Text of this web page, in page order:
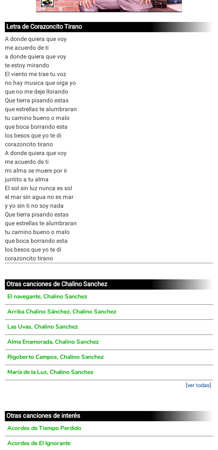
Letra de Corazoncito Tirano
A donde quiera que voy
me acuerdo de ti
a donde quiera que voy
te estoy mirando
El viento me trae tu voz
no hay musica que oiga yo
que no me deje llorando
Que tierra pisando estas
que estrellas te alumbraran
tu camino bueno o malo
que boca borrando esta
los besos que yo te di
corazoncito tirano
A donde quiera que voy
me acuerdo de ti
mi alma se muere por ir
juntito a tu alma
El sol sin luz nunca es sol
el mar sin agua no es mar
y yo sin ti no soy nada
Que tierra pisando estas
que estrellas te alumbraran
tu camino bueno o malo
que boca borrando esta
los besos que yo te di
corazoncito tirano
Otras canciones de Chalino Sanchez
El navegante, Chalino Sanchez
Arriba Chalino Sánchez, Chalino Sanchez
Las Uvas, Chalino Sanchez
Alma Enamorada, Chalino Sanchez
Rigoberto Campos, Chalino Sanchez
María de la Luz, Chalino Sanchez
[ver todas]
Otras canciones de interés
Acordes de Tiempo Perdido
Acordes de El Ignorante